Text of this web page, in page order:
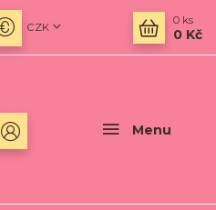
Menu
CZK
0 ks
0 Kč